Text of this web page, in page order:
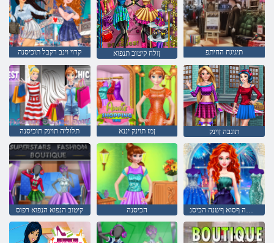
קרוי וינב רקבל תוכיסנה ןולח קיטוב תנפוא תיגיגח החיתפ
תלוליה תוינק תוכיסנה ןמז תוינק יננא תונבה ןוינק
קיטוב הנפוא הנפוא רפוס הכיסנה הלמשה ףסוא ףשנה הכיסנ